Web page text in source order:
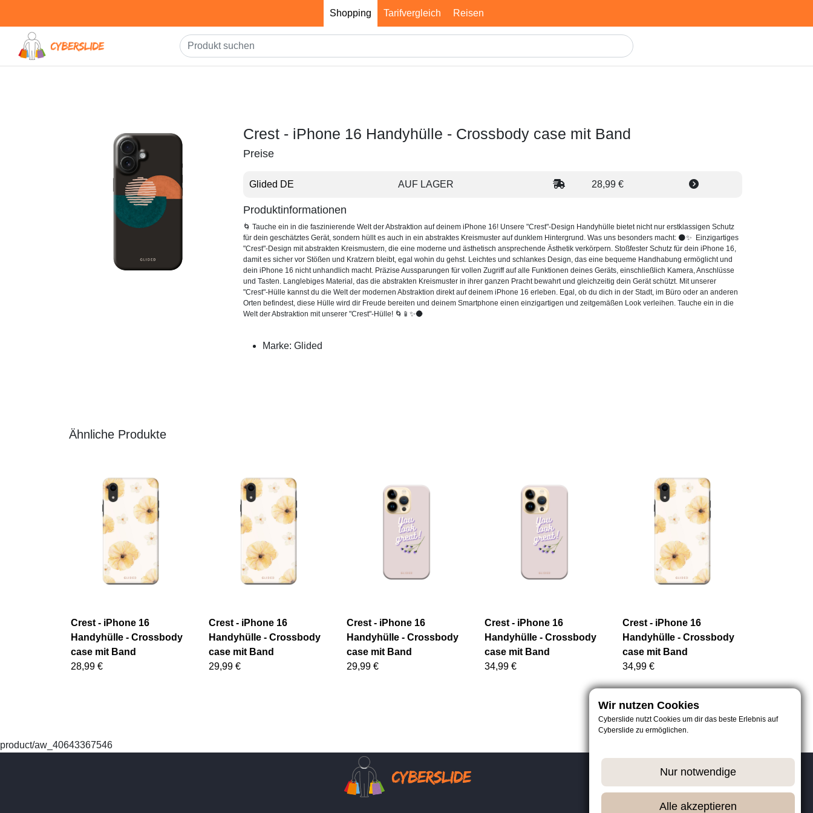
Shopping Tarifvergleich Reisen
Crest - iPhone 16 Handyhülle - Crossbody case mit Band
Preise
Glided DE AUF LAGER 28,99 €
Produktinformationen
🌀 Tauche ein in die faszinierende Welt der Abstraktion auf deinem iPhone 16! Unsere "Crest"-Design Handyhülle bietet nicht nur erstklassigen Schutz
für dein geschätztes Gerät, sondern hüllt es auch in ein abstraktes Kreismuster auf dunklem Hintergrund. Was uns besonders macht: 🌑✨ Einzigartiges
"Crest"-Design mit abstrakten Kreismustern, die eine moderne und ästhetisch ansprechende Ästhetik verkörpern. Stoßfester Schutz für dein iPhone 16,
damit es sicher vor Stößen und Kratzern bleibt, egal wohin du gehst. Leichtes und schlankes Design, das eine bequeme Handhabung ermöglicht und
dein iPhone 16 nicht unhandlich macht. Präzise Aussparungen für vollen Zugriff auf alle Funktionen deines Geräts, einschließlich Kamera, Anschlüsse
und Tasten. Langlebiges Material, das die abstrakten Kreismuster in ihrer ganzen Pracht bewahrt und gleichzeitig dein Gerät schützt. Mit unserer
"Crest"-Hülle kannst du die Welt der modernen Abstraktion direkt auf deinem iPhone 16 erleben. Egal, ob du dich in der Stadt, im Büro oder an anderen
Orten befindest, diese Hülle wird dir Freude bereiten und deinem Smartphone einen einzigartigen und zeitgemäßen Look verleihen. Tauche ein in die
Welt der Abstraktion mit unserer "Crest"-Hülle! 🌀📱✨🌑
Marke: Glided
Ähnliche Produkte
Crest - iPhone 16
Handyhülle - Crossbody
case mit Band
28,99 €
Crest - iPhone 16
Handyhülle - Crossbody
case mit Band
29,99 €
Crest - iPhone 16
Handyhülle - Crossbody
case mit Band
29,99 €
Crest - iPhone 16
Handyhülle - Crossbody
case mit Band
34,99 €
Crest - iPhone 16
Handyhülle - Crossbody
case mit Band
34,99 €
product/aw_40643367546
Wir nutzen Cookies
Cyberslide nutzt Cookies um dir das beste Erlebnis auf
Cyberslide zu ermöglichen.
Nur notwendige
Alle akzeptieren